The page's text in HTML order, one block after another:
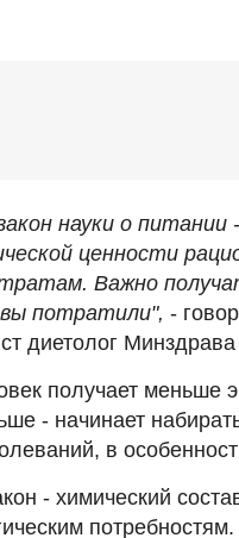
науки о
ценности
Важно
потратили", -
диетолог
получает меньше
- начинает
в
- химический